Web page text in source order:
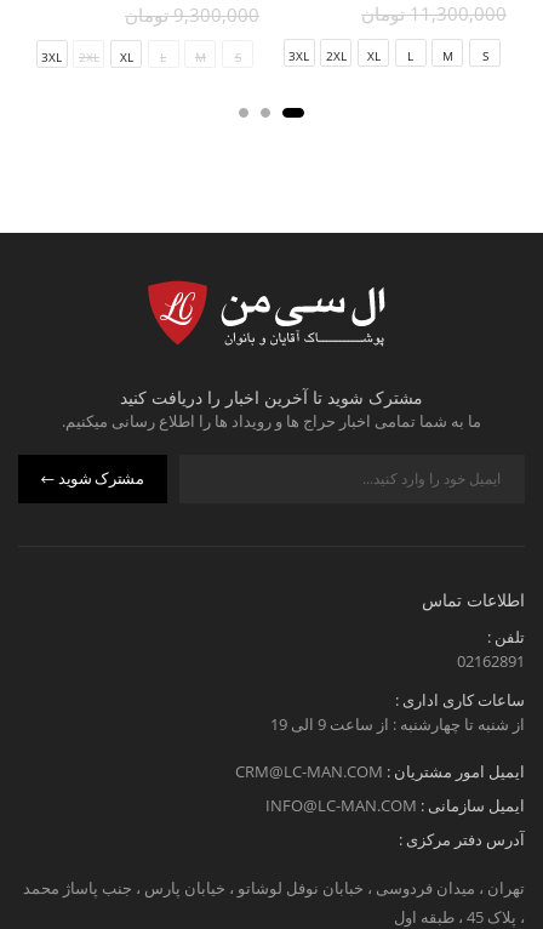
11,300,000 تومان
S
M
L
XL
2XL
3XL
9,300,000 تومان
S
M
L
XL
2XL
3XL
مشترک شوید تا آخرین اخبار را دریافت کنید
ما به شما تمامی اخبار حراج ها و رویداد ها را اطلاع رسانی میکنیم.
مشترک شوید
اطلاعات تماس
تلفن :
02162891
ساعات کاری اداری :
از شنبه تا چهارشنبه : از ساعت 9 الی 19
ایمیل امور مشتریان : CRM@LC-MAN.COM
ایمیل سازمانی : INFO@LC-MAN.COM
آدرس دفتر مرکزی :
تهران ، میدان فردوسی ، خبابان نوفل لوشاتو ، خیابان پارس ، جنب پاساژ محمد
، پلاک 45 ، طبقه اول